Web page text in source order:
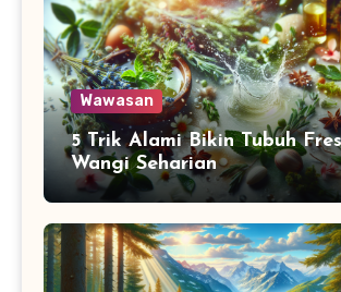
Wawasan
5 Trik Alami Bikin Tubuh
Wangi Seharian